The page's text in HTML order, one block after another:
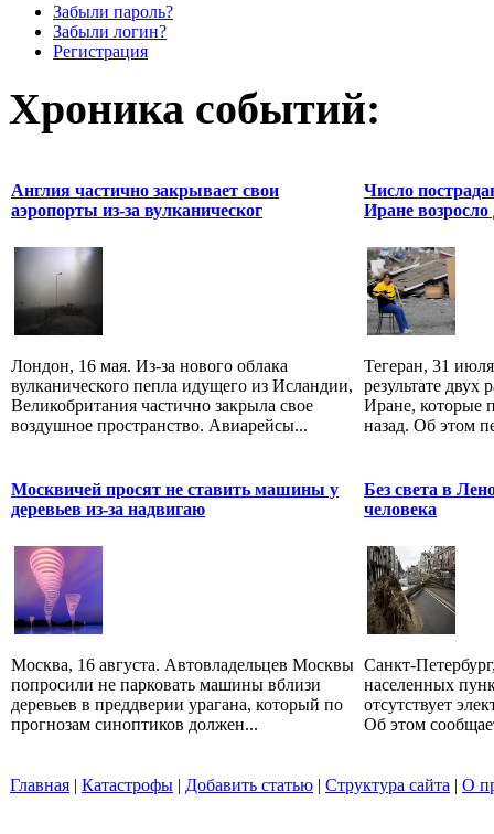
Забыли пароль?
Забыли логин?
Регистрация
Хроника событий:
Англия частично закрывает свои
аэропорты из-за вулканическог
Лондон, 16 мая. Из-за нового облака
вулканического пепла идущего из Исландии,
Великобритания частично закрыла свое
воздушное пространство. Авиарейсы...
Число
Иране возросло
Тегеран, 31
результате двух
Иране, которые
назад. Об этом
Москвичей просят не ставить машины у
деревьев из-за надвигаю
Москва, 16 августа. Автовладельцев Москвы
попросили не парковать машины вблизи
деревьев в преддверии урагана, который по
прогнозам синоптиков должен...
Без света в
человека
Санкт-
населенных
отсутствует
Об этом
Главная | Катастрофы | Добавить статью | Структура сайта | О